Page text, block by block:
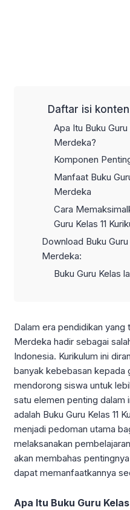
Daftar isi konten
Apa Itu Buku Guru
Merdeka?
Komponen
Manfaat Buku
Merdeka
Cara
Guru Kelas 11
Download Buku Guru
Merdeka:
Buku Guru Kelas
Dalam era pendidikan
Merdeka hadir sebagai
Indonesia. Kurikulum ini
banyak kebebasan kepada
mendorong siswa untuk
satu elemen penting dalam
adalah Buku Guru Kelas 11
menjadi pedoman utama
melaksanakan
akan membahas
dapat memanfaatkannya
Apa Itu Buku Guru